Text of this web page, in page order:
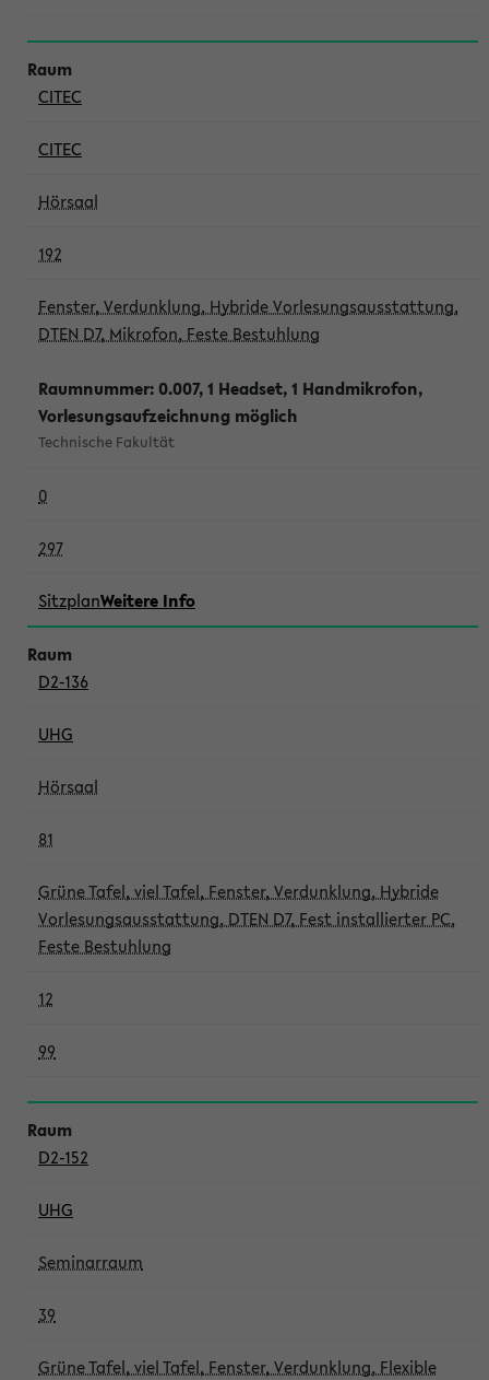
CITEC
CITEC
Hörsaal
192
Fenster, Verdunklung, Hybride Vorlesungsausstattung,
DTEN D7, Mikrofon, Feste Bestuhlung
Raumnummer: 0.007, 1 Headset, 1 Handmikrofon,
Vorlesungsaufzeichnung möglich
Technische Fakultät
0
297
SitzplanWeitere Info
D2-136
UHG
Hörsaal
81
Grüne Tafel, viel Tafel, Fenster, Verdunklung, Hybride
Vorlesungsausstattung, DTEN D7, Fest installierter PC,
Feste Bestuhlung
12
99
D2-152
UHG
Seminarraum
39
Grüne Tafel, viel Tafel, Fenster, Verdunklung, Flexible